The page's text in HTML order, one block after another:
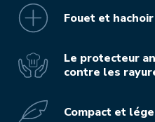
Fouet et
Le protecteur
contre les
Compact et